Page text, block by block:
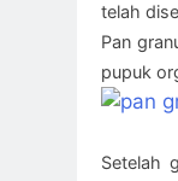
telah
Pan
pupuk
Setelah